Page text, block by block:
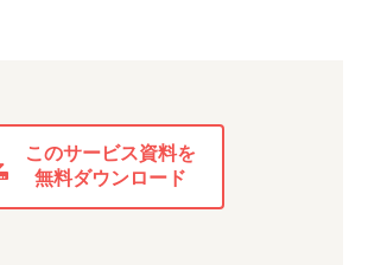
このサービス資料を
無料ダウンロード